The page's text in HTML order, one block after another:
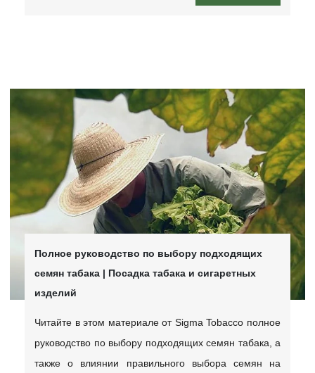
Полное руководство по выбору подходящих
семян табака | Посадка табака и сигаретных
изделий
Читайте в этом материале от Sigma Tobacco полное
руководство по выбору подходящих семян табака, а
также о влиянии правильного выбора семян на